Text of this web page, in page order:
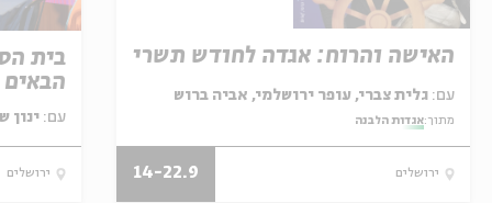
האישה והרוח: אגדה לחודש תשרי
עם:
מתוך:אגדות הלבנה
ירושלים 14-22.9
בית
עם: ינון
ירושלים